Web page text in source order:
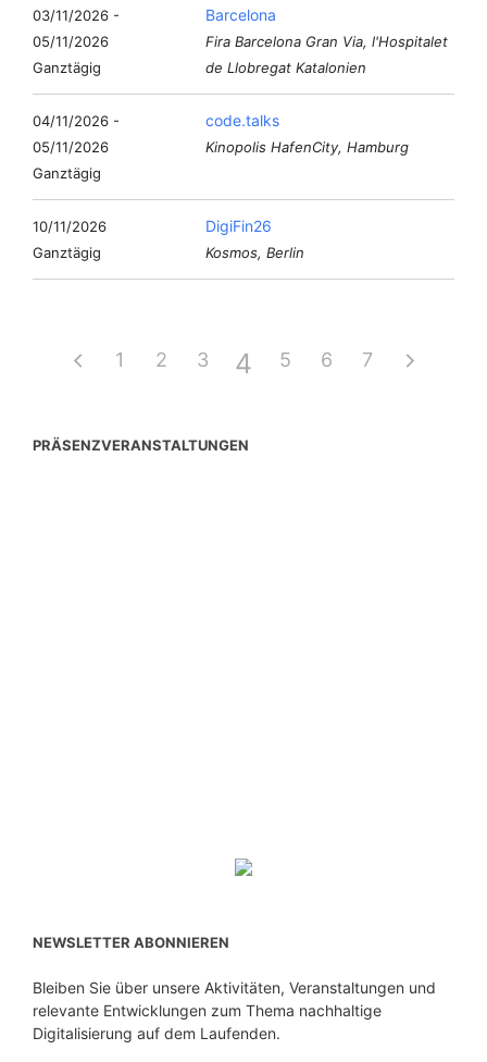
03/11/2026 -
05/11/2026
Ganztägig
Barcelona
Fira Barcelona Gran Via, l'Hospitalet
de Llobregat Katalonien
04/11/2026 -
05/11/2026
Ganztägig
code.talks
Kinopolis HafenCity, Hamburg
10/11/2026
Ganztägig
DigiFin26
Kosmos, Berlin
1 2 3 4 5 6 7
PRÄSENZVERANSTALTUNGEN
NEWSLETTER ABONNIEREN
Bleiben Sie über unsere Aktivitäten, Veranstaltungen und
relevante Entwicklungen zum Thema nachhaltige
Digitalisierung auf dem Laufenden.